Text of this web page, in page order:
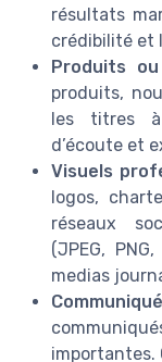
résultats
crédibilité et
Produits
produits,
les titres à
d’écoute et
Visuels
logos,
réseaux
(JPEG,
medias
importantes.